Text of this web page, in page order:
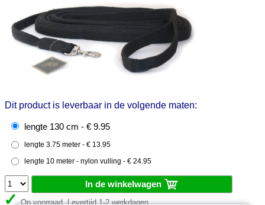
Dit product is leverbaar in de volgende maten:
lengte 130 cm - € 9.95
lengte 3.75 meter - € 13.95
lengte 10 meter - nylon vulling - € 24.95
In de winkelwagen
Op voorraad. Levertijd 1-2 werkdagen